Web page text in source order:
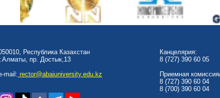
Республика Казахстан
пр. Достык,13
mail: rector@abaiuniversity.edu.kz
Канцелярия:
8 (727) 390 60 05
Приемная
8 (727) 390 60 04
8 (700) 390 60 04